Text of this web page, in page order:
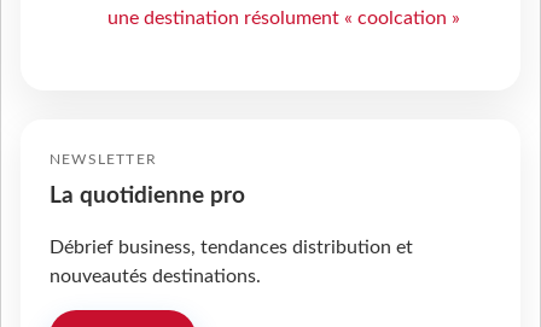
une destination résolument « coolcation »
NEWSLETTER
La quotidienne pro
Débrief business, tendances distribution et
nouveautés destinations.